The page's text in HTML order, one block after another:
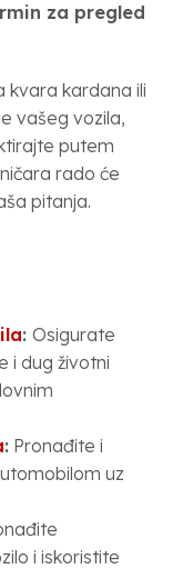
za pregled
kvara kardana ili
vašeg vozila,
putem
rado će
pitanja.
: Osigurate
i dug životni
: Pronađite i
uz
i iskoristite